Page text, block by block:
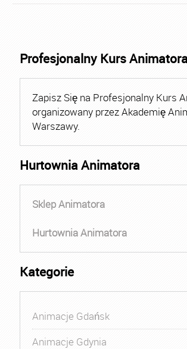
Profesjonalny Kurs
Zapisz Się na Profesjonalny Kurs
organizowany przez Akademię
Warszawy.
Hurtownia Animatora
Sklep Animatora
Hurtownia Animatora
Kategorie
Animacje Gdańsk
Animacje Gdynia